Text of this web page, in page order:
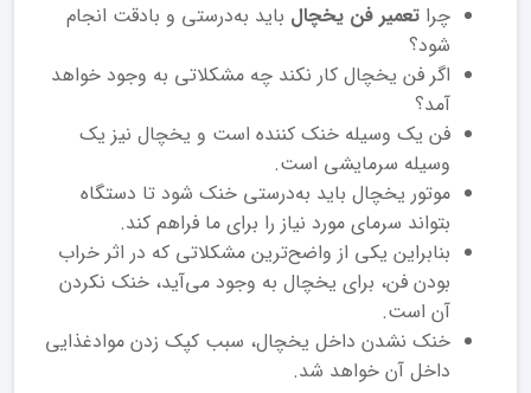
چرا تعمیر فن یخچال باید به‌درستی و بادقت انجام
شود؟
اگر فن یخچال کار نکند چه مشکلاتی به وجود خواهد
آمد؟
فن یک وسیله خنک کننده است و یخچال نیز یک
وسیله سرمایشی است.
موتور یخچال باید به‌درستی خنک شود تا دستگاه
بتواند سرمای مورد نیاز را برای ما فراهم کند.
بنابراین یکی از واضح‌ترین مشکلاتی که در اثر خراب
بودن فن، برای یخچال به وجود می‌آید، خنک نکردن
آن است.
خنک نشدن داخل یخچال، سبب کپک زدن موادغذایی
داخل آن خواهد شد.